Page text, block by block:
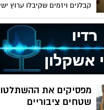
קבלנים ויזמים שקיבלו ערוץ
ושמעו ממנו על השינויים
היעדים שהוצבו לפיתוח העיר
מפסיקים את
שטחים ציבוריים